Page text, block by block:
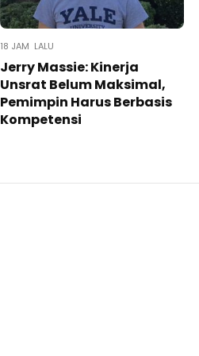
18 JAM LALU
Jerry Massie: Kinerja
Unsrat Belum Maksimal,
Pemimpin Harus Berbasis
Kompetensi